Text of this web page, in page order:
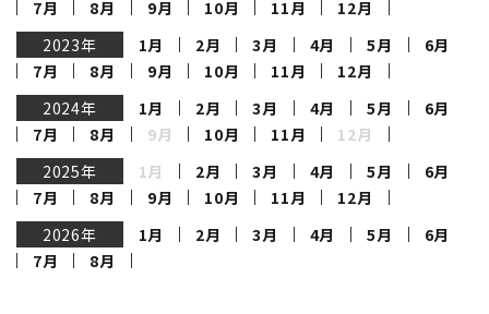
7月
8月 9月 10月 11月
12月
2023年
1月 2月 3月 4月 5月
6月
7月
8月 9月 10月 11月
12月
2024年
1月 2月 3月 4月 5月
6月
7月
8月 9月 10月 11月
12月
2025年
1月 2月 3月 4月 5月
6月
7月
8月 9月 10月 11月
12月
2026年
1月 2月 3月 4月 5月
6月
7月
8月